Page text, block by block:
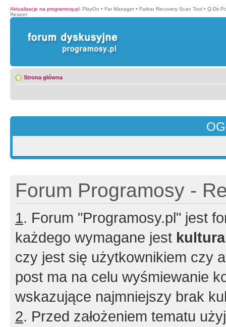
Aktualizacje na programosy.pl: PlayOn • Far Manager • Farbar Recovery Scan Tool • Q-Dir
Resizer
Strona główna
Forum Programosy -
1. Forum "Programosy.pl" jest
każdego wymagane jest
czy jest się użytkownikiem czy
post ma na celu wyśmiewanie
wskazujące najmniejszy brak
2. Przed założeniem tematu